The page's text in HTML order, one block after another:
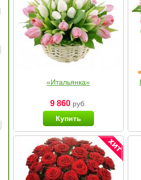
«Итальянка»
9 860 руб.
Купить